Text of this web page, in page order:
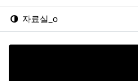
자료실_o